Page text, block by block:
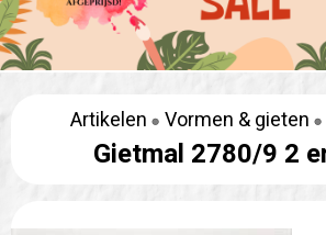
Artikelen Vormen & gieten
Gietmal 2780/9 2